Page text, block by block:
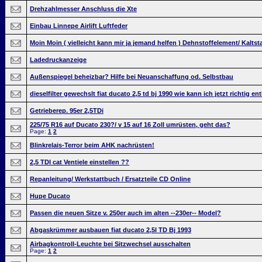
Drehzahlmesser Anschluss die Xte
Einbau Linnepe Airlift Luftfeder
Moin Moin ( vielleicht kann mir ja jemand helfen ) Dehnstoffelement/
Ladedruckanzeige
Außenspiegel beheizbar? Hilfe bei Neuanschaffung od. Selbstbau
dieselfilter gewechslt fiat ducato 2,5 td bj 1990 wie kann ich jetzt richtig
Getrieberep. 95er 2,5TDi
225/75 R16 auf Ducato 230?/ v 15 auf 16 Zoll umrüsten, geht das?
Page: 1 2
Blinkrelais-Terror beim AHK nachrüsten!
2,5 TDI cat Ventiele einstellen ??
Repanleitung/ Werkstattbuch / Ersatzteile CD Online
Hupe Ducato
Passen die neuen Sitze v. 250er auch im alten --230er-- Model?
Abgaskrümmer ausbauen fiat ducato 2,5l TD Bj 1993
Airbagkontroll-Leuchte bei Sitzwechsel ausschalten
Page: 1 2